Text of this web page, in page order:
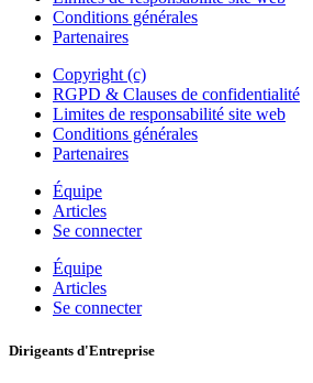
Conditions générales
Partenaires
Copyright (c)
RGPD & Clauses de confidentialité
Limites de responsabilité site web
Conditions générales
Partenaires
Équipe
Articles
Se connecter
Équipe
Articles
Se connecter
Dirigeants d'Entreprise